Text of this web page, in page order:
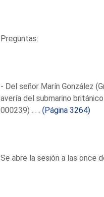
Preguntas:
- Del señor Marín González
avería del submarino
000239) . . . (Página 3264)
Se abre la sesión a las once